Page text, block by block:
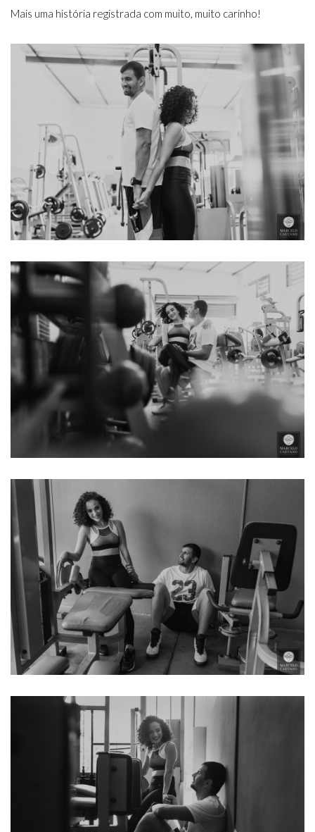
Mais uma história registrada com muito, muito carinho!